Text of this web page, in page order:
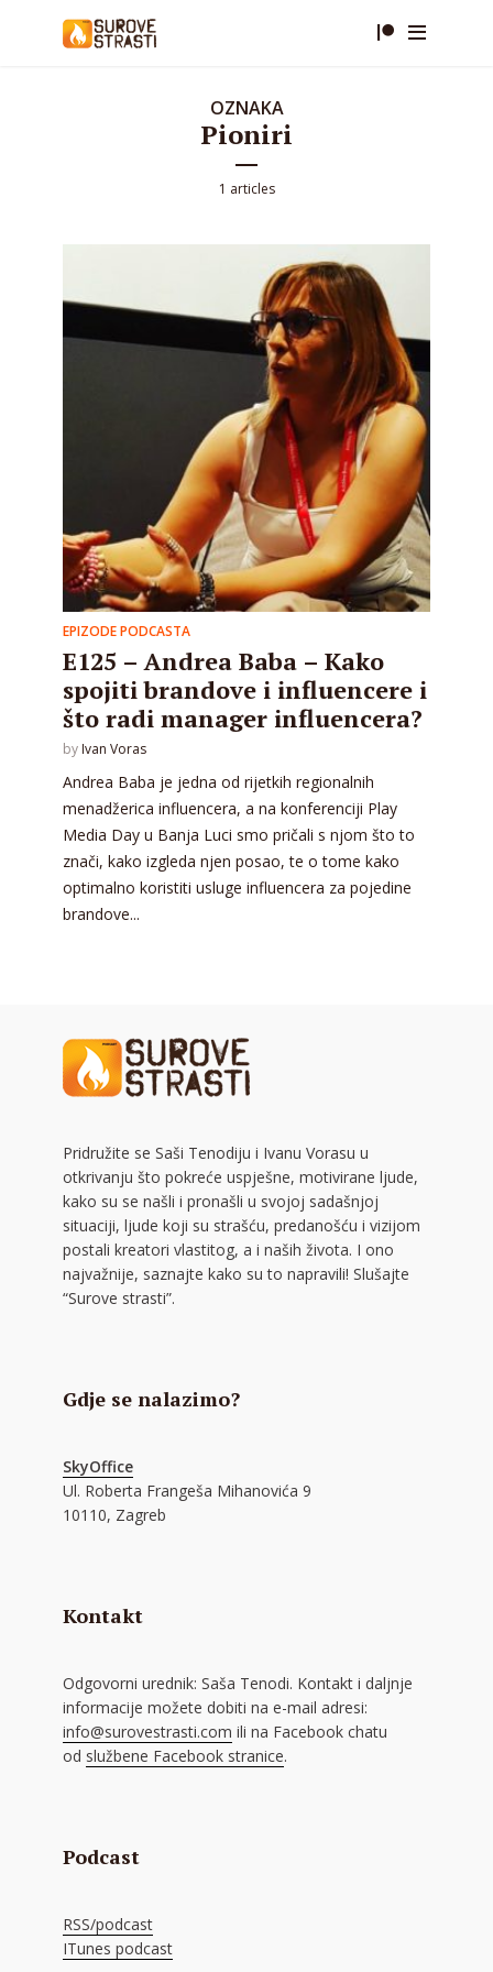
OZNAKA
Pioniri
1 articles
EPIZODE PODCASTA
E125 – Andrea Baba – Kako
spojiti brandove i influencere i
što radi manager influencera?
by Ivan Voras
Andrea Baba je jedna od rijetkih regionalnih
menadžerica influencera, a na konferenciji Play
Media Day u Banja Luci smo pričali s njom što to
znači, kako izgleda njen posao, te o tome kako
optimalno koristiti usluge influencera za pojedine
brandove...
Pridružite se Saši Tenodiju i Ivanu Vorasu u
otkrivanju što pokreće uspješne, motivirane ljude,
kako su se našli i pronašli u svojoj sadašnjoj
situaciji, ljude koji su strašću, predanošću i vizijom
postali kreatori vlastitog, a i naših života. I ono
najvažnije, saznajte kako su to napravili! Slušajte
“Surove strasti”.
Gdje se nalazimo?
SkyOffice
Ul. Roberta Frangeša Mihanovića 9
10110, Zagreb
Kontakt
Odgovorni urednik: Saša Tenodi. Kontakt i daljnje
informacije možete dobiti na e-mail adresi:
info@surovestrasti.com ili na Facebook chatu
od službene Facebook stranice.
Podcast
RSS/podcast
ITunes podcast